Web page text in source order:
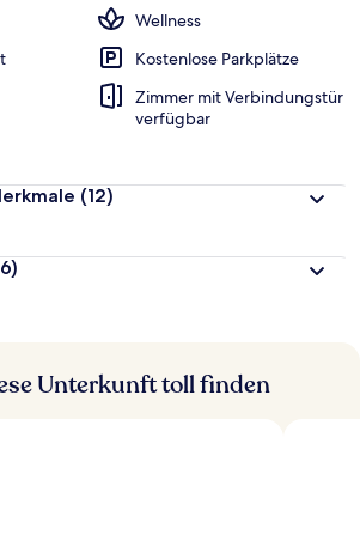
Wellness
Kostenlose Parkplätze
Zimmer mit Verbindungstür
verfügbar
(12)
Unterkunft toll finden